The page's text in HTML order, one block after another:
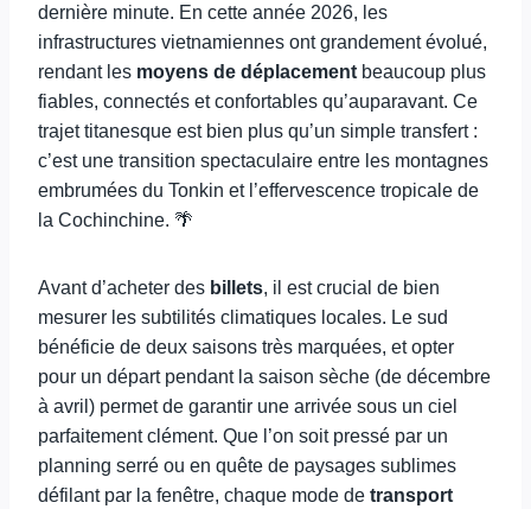
dernière minute. En cette année 2026, les
infrastructures vietnamiennes ont grandement évolué,
rendant les moyens de déplacement beaucoup plus
fiables, connectés et confortables qu’auparavant. Ce
trajet titanesque est bien plus qu’un simple transfert :
c’est une transition spectaculaire entre les montagnes
embrumées du Tonkin et l’effervescence tropicale de
la Cochinchine. 🌴
Avant d’acheter des billets, il est crucial de bien
mesurer les subtilités climatiques locales. Le sud
bénéficie de deux saisons très marquées, et opter
pour un départ pendant la saison sèche (de décembre
à avril) permet de garantir une arrivée sous un ciel
parfaitement clément. Que l’on soit pressé par un
planning serré ou en quête de paysages sublimes
défilant par la fenêtre, chaque mode de transport